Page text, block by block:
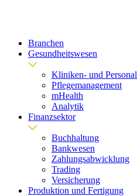
Branchen
Gesundheitswesen
Kliniken- und
Pflegemanagement
mHealth
Analytik
Finanzsektor
Buchhaltung
Bankwesen
Zahlungsabwicklung
Trading
Versicherung
Produktion und Fertigung